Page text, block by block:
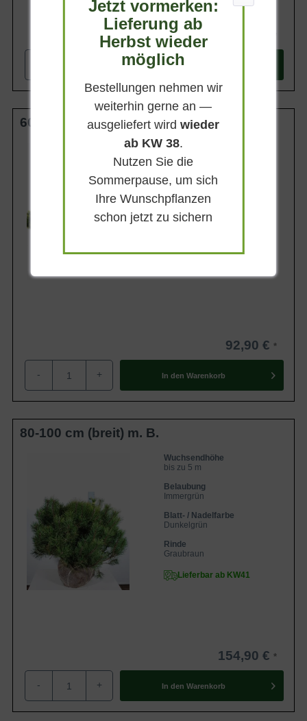
In den
60-80 cm (breit) m. B.
Wuchsendhöhe
bis zu 5 m
Belaubung
Immergrün
Blatt- / Nadelfarbe
Dunkelgrün
92,90 €
- + In den Warenkorb
80-100 cm (breit) m. B.
Wuchsendhöhe
bis zu 5 m
Belaubung
Immergrün
Blatt- / Nadelfarbe
Dunkelgrün
Rinde
Graubraun
Lieferbar ab KW41
154,90 €
- + In den Warenkorb
Jetzt vormerken:
Lieferung ab
Herbst wieder
möglich
Bestellungen nehmen wir
weiterhin gerne an —
ausgeliefert wirdwieder
ab KW 38.
Nutzen Sie die
Sommerpause, um sich
Ihre Wunschpflanzen
schon jetzt zu sichern